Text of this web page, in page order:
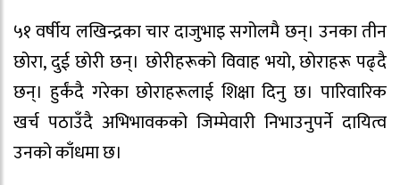
५१ वर्षीय लखिन्द्रका चार दाजुभाइ सगोलमै छन्। उनका तीन
छोरा, दुई छोरी छन्। छोरीहरूको विवाह भयो, छोराहरू पढ्दै
छन्। हुर्कंदै गरेका छोराहरूलाई शिक्षा दिनु छ। पारिवारिक
खर्च पठाउँदै अभिभावकको जिम्मेवारी निभाउनुपर्ने दायित्व
उनको काँधमा छ।